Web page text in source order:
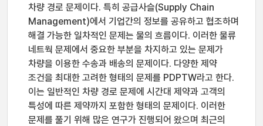
차량 경로 문제이다. 특히 공급사슬(Supply Chain
Management)에서 기업간의 정보를 공유하고 협조하며
해결 가능한 일차적인 문제는 물의 흐름이다. 이러한 물류
네트웍 문제에서 중요한 부분을 차지하고 있는 문제가
차량을 이용한 수송과 배송의 문제이다. 다양한 제약
조건을 최대한 고려한 형태의 문제를 PDPTW라고 한다.
이는 일반적인 차량 경로 문제에 시간대 제약과 고객의
특성에 따른 제약까지 포함한 형태의 문제이다. 이러한
문제를 풀기 위해 많은 연구가 진행되어 왔으며 최근의